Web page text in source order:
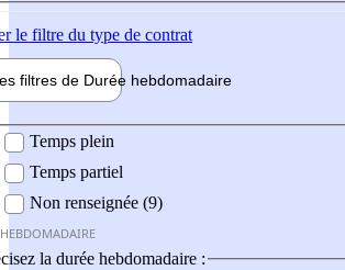
le filtre du type de contrat
filtres de Durée hebdomadaire
Temps plein
Temps partiel
Non renseignée (9)
la durée hebdomadaire :